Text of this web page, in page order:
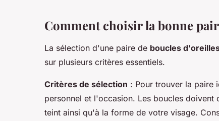
Comment choisir la bonne
La sélection d'une paire de boucles
sur plusieurs critères essentiels.
Critères de sélection : Pour trouver la paire
personnel et l'occasion. Les boucles
teint ainsi qu'à la forme de votre visage.